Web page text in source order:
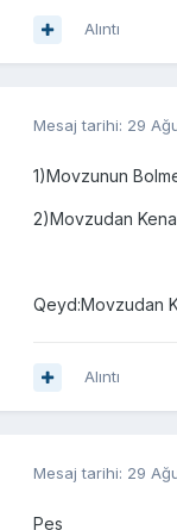
Alıntı
Mesaj tarihi: 29
1)Movzunun
2)Movzudan
Qeyd:Movzudan
Alıntı
Mesaj tarihi: 29
Pes